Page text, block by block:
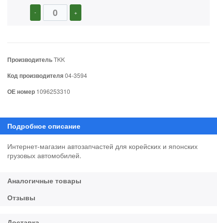
- +
ПроизводительTKK
Код производителя04-3594
ОЕ номер 1096253310
Интернет-магазин автозапчастей для корейских и японских
грузовых автомобилей.